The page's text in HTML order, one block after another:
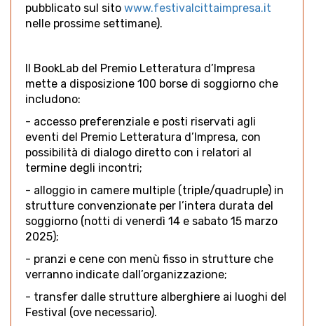
pubblicato sul sito www.festivalcittaimpresa.it
nelle prossime settimane).
Il BookLab del Premio Letteratura d’Impresa
mette a disposizione 100 borse di soggiorno che
includono:
- accesso preferenziale e posti riservati agli
eventi del Premio Letteratura d’Impresa, con
possibilità di dialogo diretto con i relatori al
termine degli incontri;
- alloggio in camere multiple (triple/quadruple) in
strutture convenzionate per l’intera durata del
soggiorno (notti di venerdì 14 e sabato 15 marzo
2025);
- pranzi e cene con menù fisso in strutture che
verranno indicate dall’organizzazione;
- transfer dalle strutture alberghiere ai luoghi del
Festival (ove necessario).